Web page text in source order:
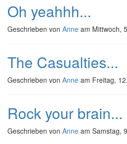
Oh yeahhh...
Geschrieben von Anne am Mittwoch,
The Casualties...
Geschrieben von Anne am Freitag,
Rock your brain...
Geschrieben von Anne am Samstag,